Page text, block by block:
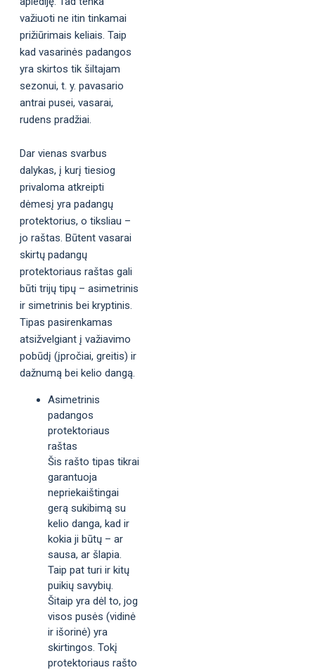
važiuoti ne itin tinkamai
prižiūrimais keliais. Taip
kad vasarinės padangos
yra skirtos tik šiltajam
sezonui, t. y. pavasario
antrai pusei, vasarai,
rudens pradžiai.
Dar vienas svarbus
dalykas, į kurį tiesiog
privaloma atkreipti
dėmesį yra padangų
protektorius, o tiksliau –
jo raštas. Būtent vasarai
skirtų padangų
protektoriaus raštas gali
būti trijų tipų – asimetrinis
ir simetrinis bei kryptinis.
Tipas pasirenkamas
atsižvelgiant į važiavimo
pobūdį (įpročiai, greitis) ir
dažnumą bei kelio dangą.
Asimetrinis
padangos
protektoriaus
raštas
Šis rašto tipas tikrai
garantuoja
nepriekaištingai
gerą sukibimą su
kelio danga, kad ir
kokia ji būtų – ar
sausa, ar šlapia.
Taip pat turi ir kitų
puikių savybių.
Šitaip yra dėl to, jog
visos pusės (vidinė
ir išorinė) yra
skirtingos. Tokį
protektoriaus rašto